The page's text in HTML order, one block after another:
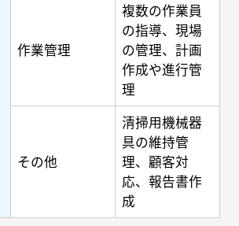
作業管理
複数の作業員
の指導、現場
の管理、計画
作成や進行管
理
その他
清掃用機械器
具の維持管
理、顧客対
応、報告書作
成